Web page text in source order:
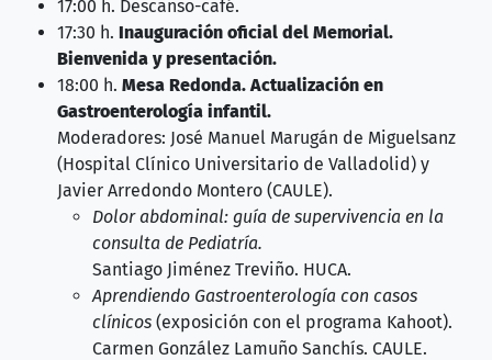
17:00 h. Descanso-café.
17:30 h. Inauguración oficial del Memorial.
Bienvenida y presentación.
18:00 h. Mesa Redonda. Actualización en
Gastroenterología infantil.
Moderadores: José Manuel Marugán de Miguelsanz
(Hospital Clínico Universitario de Valladolid) y
Javier Arredondo Montero (CAULE).
Dolor abdominal: guía de supervivencia en la
consulta de Pediatría.
Santiago Jiménez Treviño. HUCA.
Aprendiendo Gastroenterología con casos
clínicos (exposición con el programa Kahoot).
Carmen González Lamuño Sanchís. CAULE.